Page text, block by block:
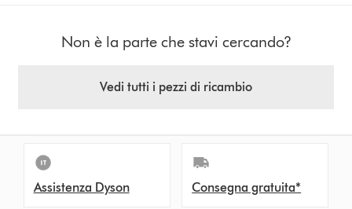
Non è la parte che stavi cercando?
Vedi tutti i pezzi di ricambio
Assistenza Dyson Consegna gratuita*